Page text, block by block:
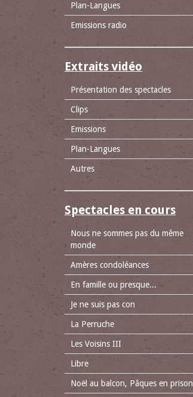
Plan-Langues
Emissions radio
Extraits vidéo
Présentation des spectacles
Clips
Emissions
Plan-Langues
Autres
Spectacles en cours
Nous ne sommes pas du même
monde
Amères condoléances
En famille ou presque...
Je ne suis pas con
La Perruche
Les Voisins III
Libre
Noël au balcon, Pâques en prison